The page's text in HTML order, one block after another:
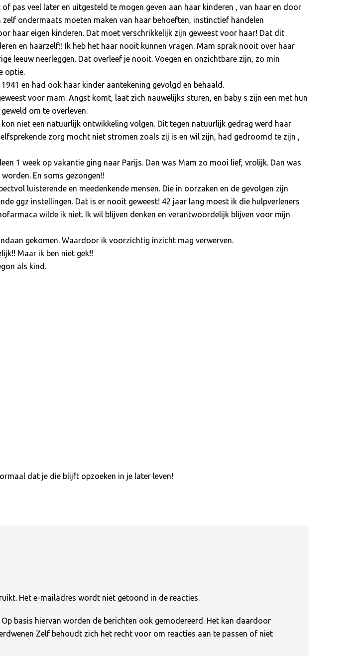
pas veel later en uitgesteld te mogen geven aan haar kinderen , van haar en door
ondermaats moeten maken van haar behoeften, instinctief handelen
haar eigen kinderen. Dat moet verschrikkelijk zijn geweest voor haar! Dat dit
en haarzelf!! Ik heb het haar nooit kunnen vragen. Mam sprak nooit over haar
leeuw neerleggen. Dat overleef je nooit. Voegen en onzichtbare zijn, zo min
optie.
en had ook haar kinder aantekening gevolgd en behaald.
voor mam. Angst komt, laat zich nauwelijks sturen, en baby s zijn een met hun
om te overleven.
niet een natuurlijk ontwikkeling volgen. Dit tegen natuurlijk gedrag werd haar
zorg mocht niet stromen zoals zij is en wil zijn, had gedroomd te zijn ,
1 week op vakantie ging naar Parijs. Dan was Mam zo mooi lief, vrolijk. Dan was
En soms gezongen!!
luisterende en meedenkende mensen. Die in oorzaken en de gevolgen zijn
ggz instellingen. Dat is er nooit geweest! 42 jaar lang moest ik die hulpverleners
wilde ik niet. Ik wil blijven denken en verantwoordelijk blijven voor mijn
gekomen. Waardoor ik voorzichtig inzicht mag verwerven.
Maar ik ben niet gek!!
als kind.
dat je die blijft opzoeken in je later leven!
Het e-mailadres wordt niet getoond in de reacties.
Op basis hiervan worden de berichten ook gemodereerd. Het kan daardoor
Zelf behoudt zich het recht voor om reacties aan te passen of niet